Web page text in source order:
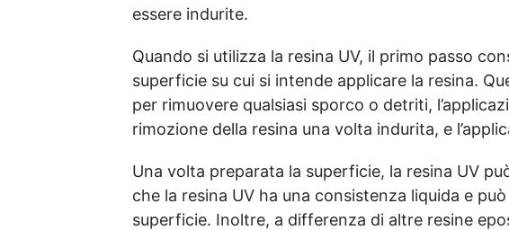
essere indurite.
Quando si utilizza la resina UV, il primo passo
superficie su cui si intende applicare la resina.
per rimuovere qualsiasi sporco o detriti,
rimozione della resina una volta indurita, e
Una volta preparata la superficie, la resina UV
che la resina UV ha una consistenza liquida e
superficie. Inoltre, a differenza di altre resine